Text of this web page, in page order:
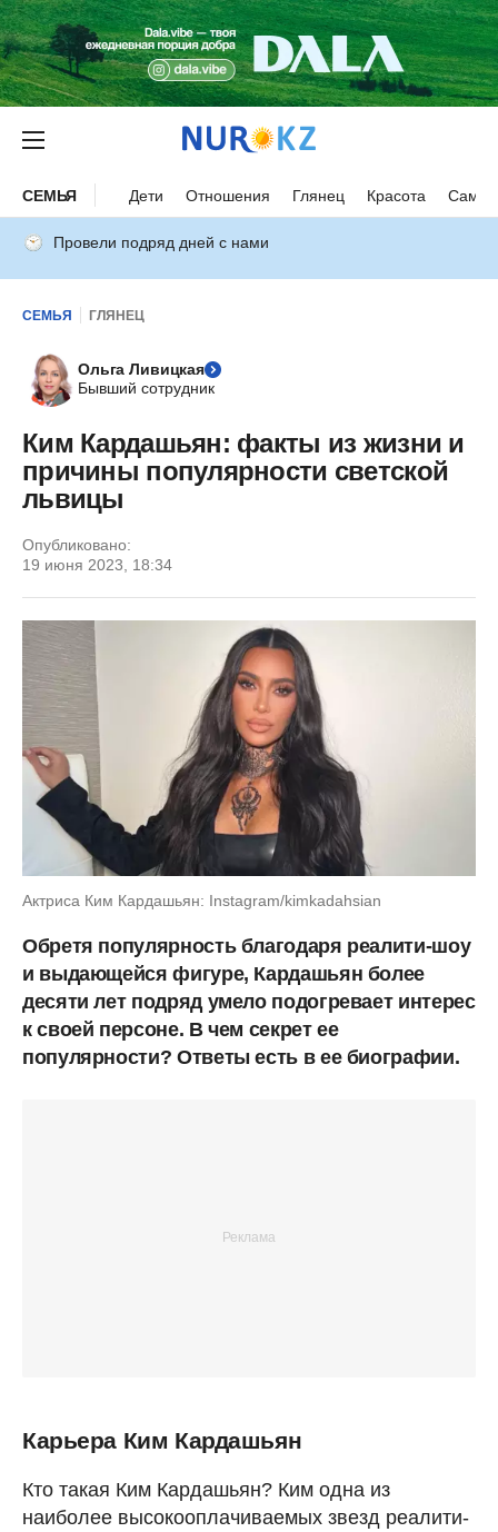
СЕМЬЯ Дети Отношения Глянец Красота
Провели подряд дней с нами
СЕМЬЯ ГЛЯНЕЦ
Ольга Ливицкая
Бывший сотрудник
Ким Кардашьян: факты из жизни и
причины популярности светской
львицы
Опубликовано:
19 июня 2023, 18:34
Актриса Ким Кардашьян: Instagram/kimkadahsian
Обретя популярность благодаря реалити-шоу
и выдающейся фигуре, Кардашьян более
десяти лет подряд умело подогревает интерес
к своей персоне. В чем секрет ее
популярности? Ответы есть в ее биографии.
Карьера Ким Кардашьян
Кто такая Ким Кардашьян? Ким одна из
наиболее высокооплачиваемых звезд реалити-